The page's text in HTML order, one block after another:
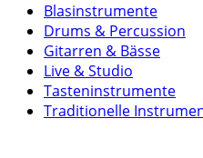
Blasinstrumente
Drums & Percussion
Gitarren & Bässe
Live & Studio
Tasteninstrumente
Traditionelle